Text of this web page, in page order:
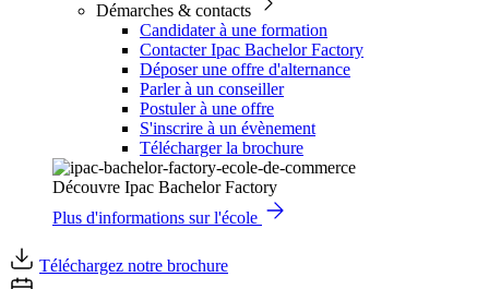
Démarches & contacts
Candidater à une formation
Contacter Ipac Bachelor Factory
Déposer une offre d'alternance
Parler à un conseiller
Postuler à une offre
S'inscrire à un évènement
Télécharger la brochure
Découvre Ipac Bachelor Factory
Plus d'informations sur l'école
Téléchargez notre brochure